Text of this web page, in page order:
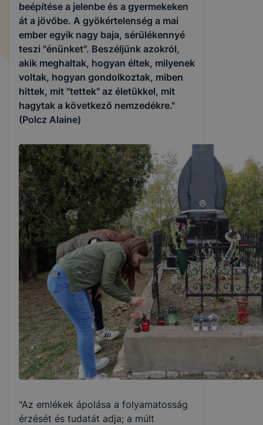
beépítése a jelenbe és a gyermekeken
át a jövőbe. A gyökértelenség a mai
ember egyik nagy baja, sérülékennyé
teszi "énünket". Beszéljünk azokról,
akik meghaltak, hogyan éltek, milyenek
voltak, hogyan gondolkoztak, miben
hittek, mit "tettek" az életükkel, mit
hagytak a következő nemzedékre."
(Polcz Alaine)
"Az emlékek ápolása a folyamatosság
érzését és tudatát adja; a múlt